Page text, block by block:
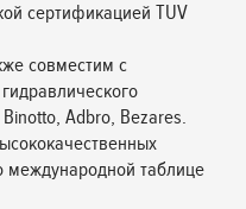
сертификацией TUV
совместим с
Adbro, Bezares.
международной таблице